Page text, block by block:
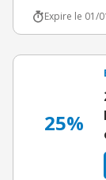
Expire le 01/
25%